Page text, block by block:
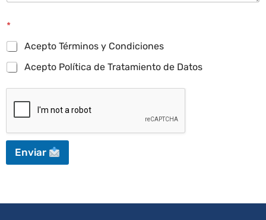
*
Acepto Términos y Condiciones
Acepto Política de Tratamiento de Datos
Enviar